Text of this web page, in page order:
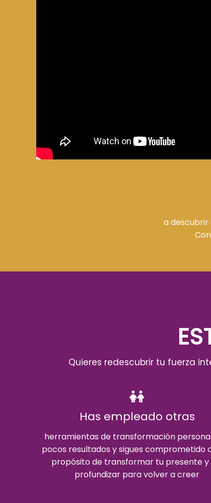
a descubrir
Quieres redescubrir tu fuerza
Has empleado otras
herramientas de transformación
pocos resultados y sigues comprometido
propósito de transformar tu presente y
profundizar para volver a creer